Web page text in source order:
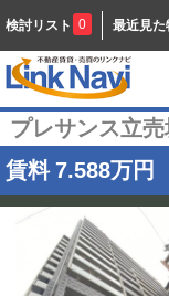
検討リスト 0 最近見た
プレサンス立
賃料 7.588万円